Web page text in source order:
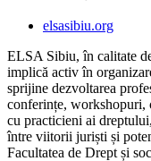
elsasibiu.org
ELSA Sibiu, în calitate
implică activ în
sprijine dezvoltarea
conferințe, workshopuri,
cu practicieni ai
între viitorii juriști și
Facultatea de Drept și